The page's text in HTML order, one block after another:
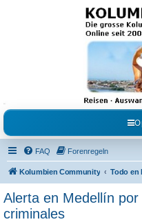
Kolumbienforum -
grosse Forum der
Freunde Kolumbiens
Reisen, Auswandern, Kultur, Politik,
Austausch, Erfahrungen und
FAQ Forenregeln
Kolumbien Community Todo en
Alerta en Medellín
criminales